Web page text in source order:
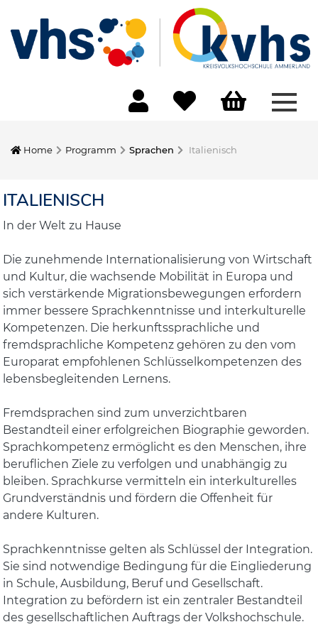
Home Programm Sprachen Italienisch
ITALIENISCH
In der Welt zu Hause
Die zunehmende Internationalisierung von Wirtschaft
und Kultur, die wachsende Mobilität in Europa und
sich verstärkende Migrationsbewegungen erfordern
immer bessere Sprachkenntnisse und interkulturelle
Kompetenzen. Die herkunftssprachliche und
fremdsprachliche Kompetenz gehören zu den vom
Europarat empfohlenen Schlüsselkompetenzen des
lebensbegleitenden Lernens.
Fremdsprachen sind zum unverzichtbaren
Bestandteil einer erfolgreichen Biographie geworden.
Sprachkompetenz ermöglicht es den Menschen, ihre
beruflichen Ziele zu verfolgen und unabhängig zu
bleiben. Sprachkurse vermitteln ein interkulturelles
Grundverständnis und fördern die Offenheit für
andere Kulturen.
Sprachkenntnisse gelten als Schlüssel der Integration.
Sie sind notwendige Bedingung für die Eingliederung
in Schule, Ausbildung, Beruf und Gesellschaft.
Integration zu befördern ist ein zentraler Bestandteil
des gesellschaftlichen Auftrags der Volkshochschule.